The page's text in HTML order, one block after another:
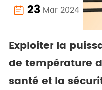
 23 Mar 2024
Exploiter la
de température
santé et la